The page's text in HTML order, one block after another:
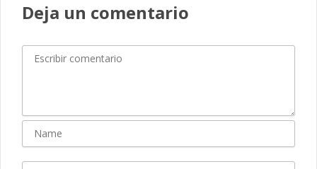
Deja un comentario